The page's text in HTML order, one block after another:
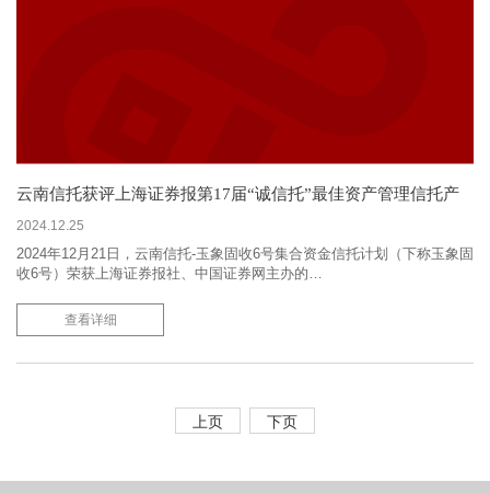
云南信托获评上海证券报第17届“诚信托”最佳资产管理信托产
品奖
2024.12.25
2024年12月21日，云南信托-玉象固收6号集合资金信托计划（下称玉象固
收6号）荣获上海证券报社、中国证券网主办的…
查看详细
上页 下页